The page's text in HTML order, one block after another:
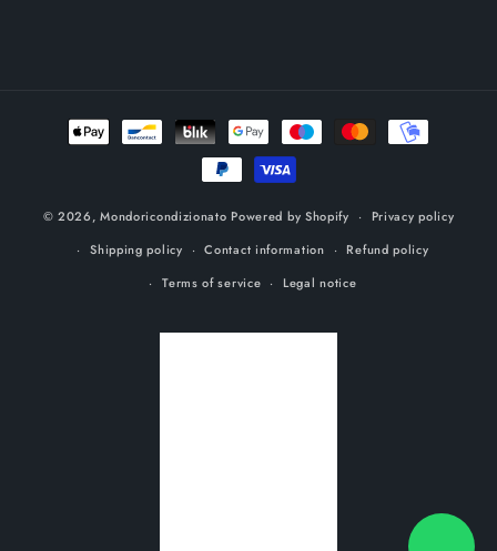
Payment
methods
© 2026,Mondoricondizionato Powered by Shopify
Privacy policy
Shipping policy
Contact information
Refund policy
Terms of service
Legal notice